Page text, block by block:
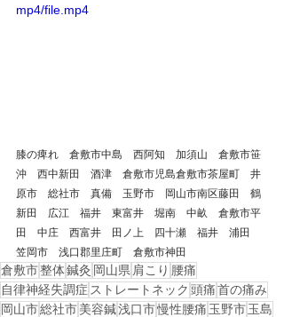
mp4/file.mp4
膝の痺れ　倉敷市中島　西阿知　加須山　倉敷市笹
沖　西中新田　酒津　倉敷市児島倉敷市茶屋町　井
原市　総社市　真備　玉野市　岡山市南区藤田　鶴
新田　広江　福井　東富井　堀南　中畝　倉敷市平
田　中庄　西富井　田ノ上　四十瀬　福井　浦田
笠岡市　浅口郡里庄町　倉敷市神田
倉敷市整体鍼灸 岡山県 肩こり 腰痛
自律神経失調症 ストレートネック 頭痛首の痛み
岡山市総社市美容鍼浅口市慢性腰痛 玉野市玉島